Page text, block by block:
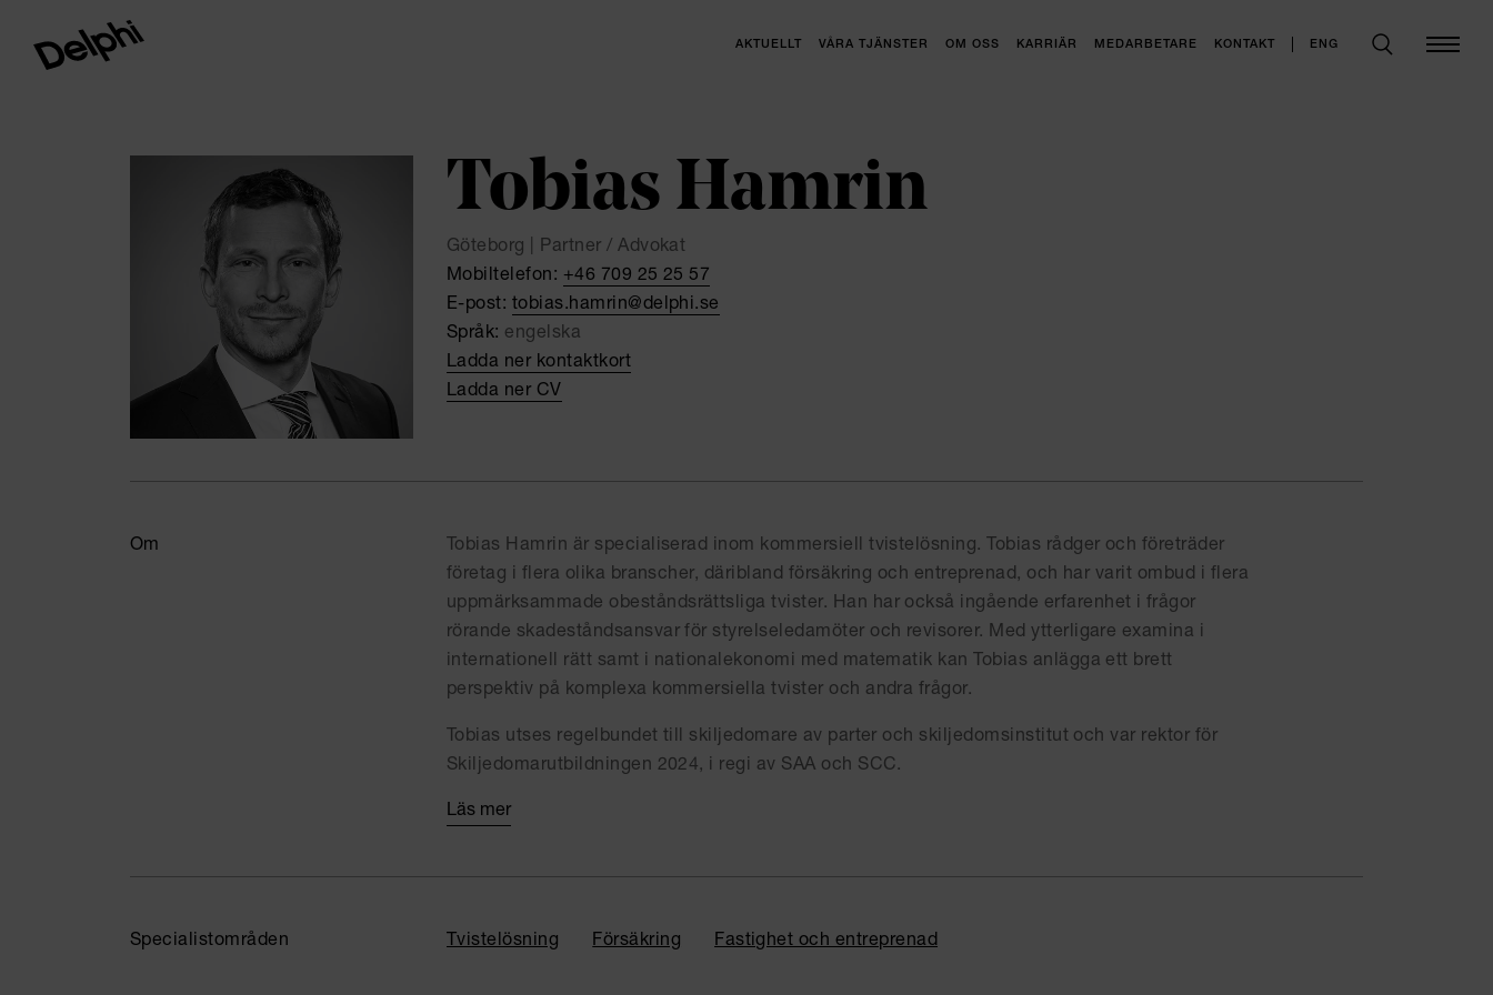
AKTUELLT VÅRA TJÄNSTER OM OSS KARRIÄR MEDARBETARE KONTAKT ENG
Tobias Hamrin
Göteborg | Partner / Advokat
Mobiltelefon: +46 709 25 25 57
E-post: tobias.hamrin@delphi.se
Språk: engelska
Ladda ner kontaktkort
Ladda ner CV
Om
Tobias Hamrin är specialiserad inom kommersiell tvistelösning. Tobias rådger och företräder
företag i flera olika branscher, däribland försäkring och entreprenad, och har varit ombud i flera
uppmärksammade obeståndsrättsliga tvister. Han har också ingående erfarenhet i frågor
rörande skadeståndsansvar för styrelseledamöter och revisorer. Med ytterligare examina i
internationell rätt samt i nationalekonomi med matematik kan Tobias anlägga ett brett
perspektiv på komplexa kommersiella tvister och andra frågor.
Tobias utses regelbundet till skiljedomare av parter och skiljedomsinstitut och var rektor för
Skiljedomarutbildningen 2024, i regi av SAA och SCC.
Läs mer
Specialistområden Tvistelösning Försäkring Fastighet och entreprenad